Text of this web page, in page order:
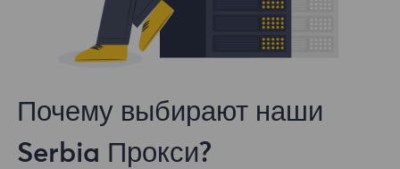
Почему выбирают наши
Serbia Прокси?